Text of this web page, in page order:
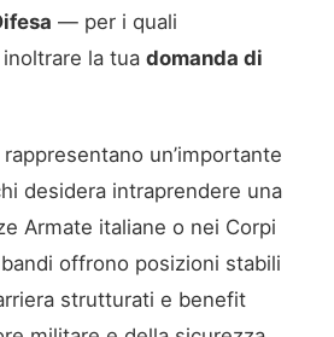
— per i quali
la tua domanda di
rappresentano un’importante
desidera intraprendere una
Armate italiane o nei Corpi
offrono posizioni stabili
strutturati e benefit